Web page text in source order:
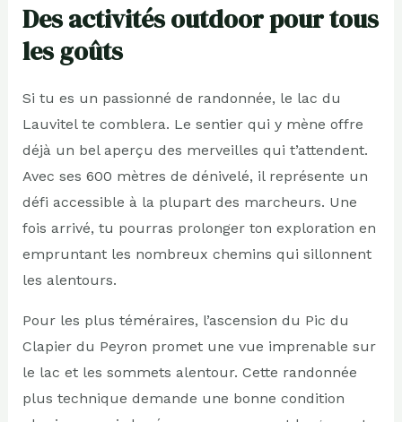
Des activités outdoor pour tous
les goûts
Si tu es un passionné de randonnée, le lac du
Lauvitel te comblera. Le sentier qui y mène offre
déjà un bel aperçu des merveilles qui t’attendent.
Avec ses 600 mètres de dénivelé, il représente un
défi accessible à la plupart des marcheurs. Une
fois arrivé, tu pourras prolonger ton exploration en
empruntant les nombreux chemins qui sillonnent
les alentours.
Pour les plus téméraires, l’ascension du Pic du
Clapier du Peyron promet une vue imprenable sur
le lac et les sommets alentour. Cette randonnée
plus technique demande une bonne condition